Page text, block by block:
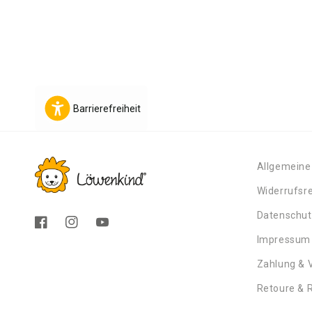
Barrierefreiheit
FacebookInstagramYouTube
Impressum
Zahlung &
Retoure &